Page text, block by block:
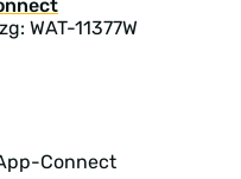
WAT-11377W
Connect